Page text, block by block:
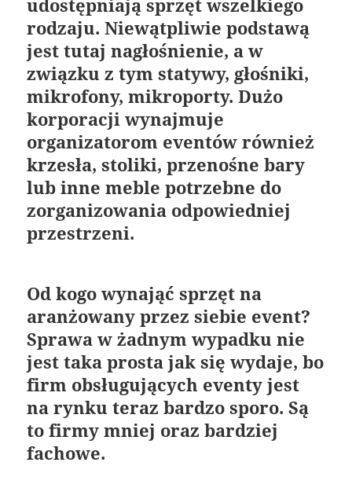
rodzaju. Niewątpliwie podstawą
jest tutaj nagłośnienie, a w
związku z tym statywy, głośniki,
mikrofony, mikroporty. Dużo
korporacji wynajmuje
organizatorom eventów również
krzesła, stoliki, przenośne bary
lub inne meble potrzebne do
zorganizowania odpowiedniej
przestrzeni.
Od kogo wynająć sprzęt na
aranżowany przez siebie event?
Sprawa w żadnym wypadku nie
jest taka prosta jak się wydaje, bo
firm obsługujących eventy jest
na rynku teraz bardzo sporo. Są
to firmy mniej oraz bardziej
fachowe.